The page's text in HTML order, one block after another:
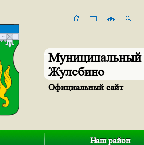
Муниципальный
Жулебино
Официальный сайт
Наш район